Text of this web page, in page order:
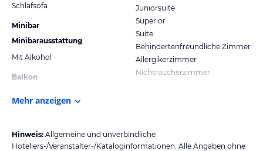
Schlafsofa
Minibar
Minibarausstattung
Mit Alkohol
Balkon
Juniorsuite
Superior
Suite
Behindertenfreundliche Zimmer
Allergikerzimmer
Nichtraucherzimmer
Mehr anzeigen
Hinweis: Allgemeine und unverbindliche
Hoteliers-/Veranstalter-/Kataloginformationen. Alle Angaben ohne